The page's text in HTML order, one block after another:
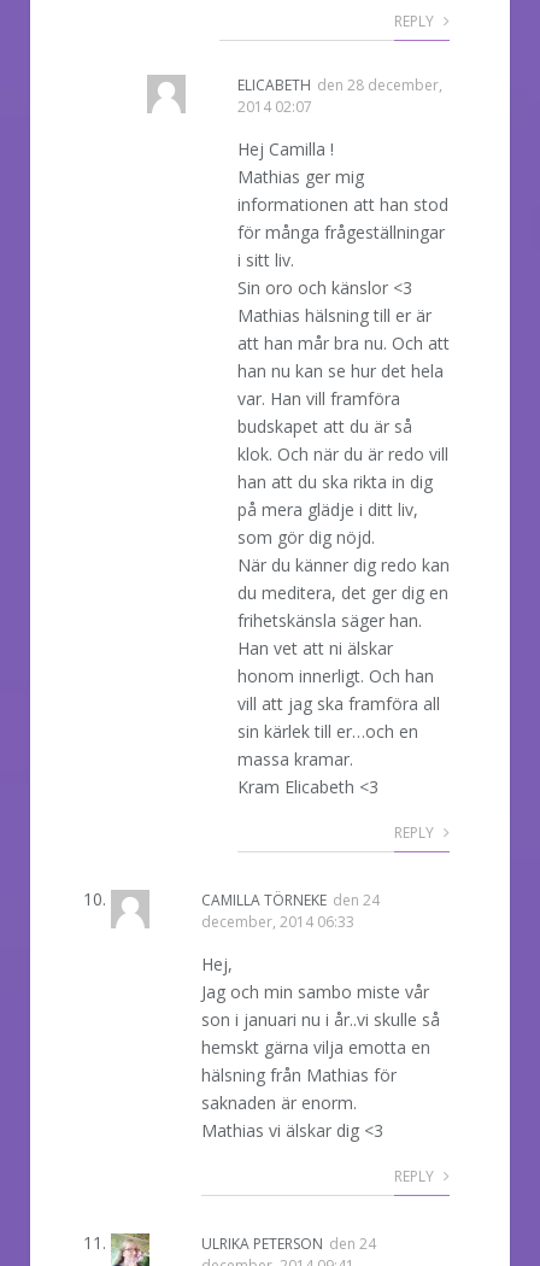
REPLY
ELICABETH den 28 december,
2014 02:07
Hej Camilla !
Mathias ger mig
informationen att han stod
för många frågeställningar
i sitt liv.
Sin oro och känslor <3
Mathias hälsning till er är
att han mår bra nu. Och att
han nu kan se hur det hela
var. Han vill framföra
budskapet att du är så
klok. Och när du är redo vill
han att du ska rikta in dig
på mera glädje i ditt liv,
som gör dig nöjd.
När du känner dig redo kan
du meditera, det ger dig en
frihetskänsla säger han.
Han vet att ni älskar
honom innerligt. Och han
vill att jag ska framföra all
sin kärlek till er…och en
massa kramar.
Kram Elicabeth <3
REPLY
CAMILLA TÖRNEKE den 24
december, 2014 06:33
Hej,
Jag och min sambo miste vår
son i januari nu i år..vi skulle så
hemskt gärna vilja emotta en
hälsning från Mathias för
saknaden är enorm.
Mathias vi älskar dig <3
REPLY
ULRIKA PETERSON den 24